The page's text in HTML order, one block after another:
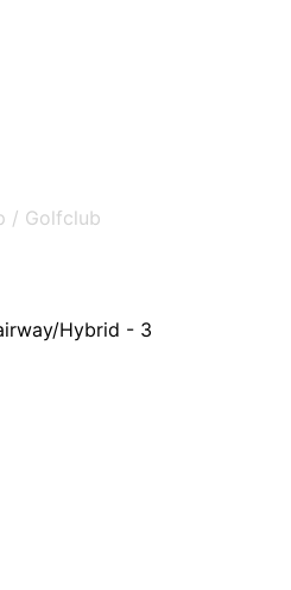
/ Golfclub
Hybrid - 3